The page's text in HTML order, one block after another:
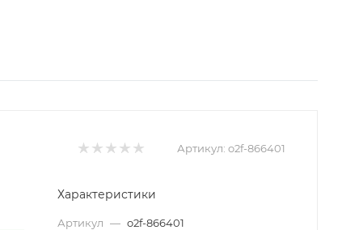
Артикул: o2f-866401
Характеристики
Артикул — o2f-866401